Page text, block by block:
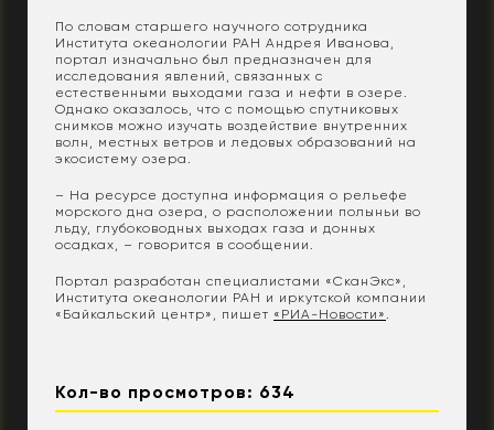
По словам старшего научного сотрудника
Института океанологии РАН Андрея Иванова,
портал изначально был предназначен для
исследования явлений, связанных с
естественными выходами газа и нефти в озере.
Однако оказалось, что с помощью спутниковых
снимков можно изучать воздействие внутренних
волн, местных ветров и ледовых образований на
экосистему озера.
– На ресурсе доступна информация о рельефе
морского дна озера, о расположении полыньи во
льду, глубоководных выходах газа и донных
осадках, – говорится в сообщении.
Портал разработан специалистами «СканЭкс»,
Института океанологии РАН и иркутской компании
«Байкальский центр», пишет «РИА-Новости».
Кол-во просмотров: 634